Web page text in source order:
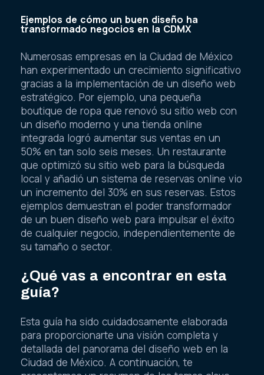
Ejemplos de cómo un buen diseño ha
transformado negocios en la CDMX
Numerosas empresas en la Ciudad de México
han experimentado un crecimiento significativo
gracias a la implementación de un diseño web
estratégico. Por ejemplo, una pequeña
boutique de ropa que renovó su sitio web con
un diseño moderno y una tienda online
integrada logró aumentar sus ventas en un
50% en tan solo seis meses. Un restaurante
que optimizó su sitio web para la búsqueda
local y añadió un sistema de reservas online vio
un incremento del 30% en sus reservas. Estos
ejemplos demuestran el poder transformador
de un buen diseño web para impulsar el éxito
de cualquier negocio, independientemente de
su tamaño o sector.
¿Qué vas a encontrar en esta
guía?
Esta guía ha sido cuidadosamente elaborada
para proporcionarte una visión completa y
detallada del panorama del diseño web en la
Ciudad de México. A continuación, te